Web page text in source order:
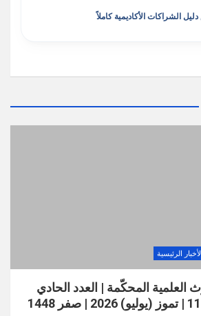
الشراكات الأكاديمية كاملاً
الرئيسية
العلمية المحكّمة | العدد الحادي